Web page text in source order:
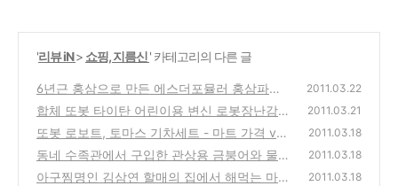
'리뷰 iN> 쇼핑, 지름신' 카테고리의 다른 글
6년근 홍삼으로 만든 에스더포뮬러 홍삼파이
토포뮬러, 인터넷 별약국에서 구입
(0)
2011.03.22
합체 또봇 타이탄 어린이용 변신 로봇장난감,
인터넷에서 구입 사용기
(10)
2011.03.21
또봇 로보트, 토마스 기차세트 - 마트 가격 vs
장난감 인터넷 최저가 검색
(0)
2011.03.18
동네 수족관에서 구입한 관상용 금붕어와 물고
기밥로 금붕어 기르기
(7)
2011.03.18
아구찜명인 김삼연 할매의 집에서 해먹는 마산
2011.03.18